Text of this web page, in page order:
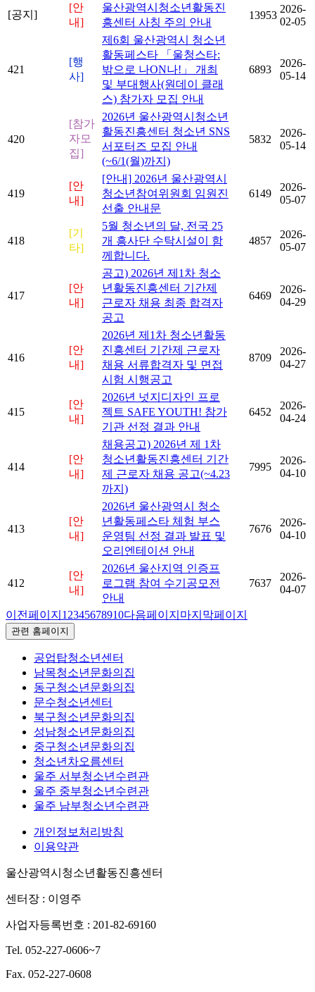
[공지]
[안
내]
울산광역시청소년활동진
흥센터 사칭 주의 안내
13953
2026-
02-05
421
[행
사]
제6회 울산광역시 청소년
활동페스타 「울청스타:
밖으로 나ON나!」 개최
및 부대행사(원데이 클래
스) 참가자 모집 안내
6893
2026-
05-14
420
[참가
자모
집]
2026년 울산광역시청소년
활동진흥센터 청소년 SNS
서포터즈 모집 안내
(~6/1(월)까지)
5832
2026-
05-14
419
[안
내]
[안내] 2026년 울산광역시
청소년참여위원회 임원진
선출 안내문
6149
2026-
05-07
418
[기
타]
5월 청소년의 달, 전국 25
개 흥사단 수탁시설이 함
께합니다.
4857
2026-
05-07
417
[안
내]
공고) 2026년 제1차 청소
년활동진흥센터 기간제
근로자 채용 최종 합격자
공고
6469
2026-
04-29
416
[안
내]
2026년 제1차 청소년활동
진흥센터 기간제 근로자
채용 서류합격자 및 면접
시험 시행공고
8709
2026-
04-27
415
[안
내]
2026년 넛지디자인 프로
젝트 SAFE YOUTH! 참가
기관 선정 결과 안내
6452
2026-
04-24
414
[안
내]
채용공고) 2026년 제 1차
청소년활동진흥센터 기간
제 근로자 채용 공고(~4.23
까지)
7995
2026-
04-10
413
[안
내]
2026년 울산광역시 청소
년활동페스타 체험 부스
운영팀 선정 결과 발표 및
오리엔테이션 안내
7676
2026-
04-10
412
[안
내]
2026년 울산지역 인증프
로그램 참여 수기공모전
안내
7637
2026-
04-07
이전페이지 1 2345678910다음페이지 마지막페이지
관련 홈페이지
공업탑청소년센터
남목청소년문화의집
동구청소년문화의집
문수청소년센터
북구청소년문화의집
성남청소년문화의집
중구청소년문화의집
청소년차오름센터
울주 서부청소년수련관
울주 중부청소년수련관
울주 남부청소년수련관
개인정보처리방침
이용약관
울산광역시청소년활동진흥센터
센터장 : 이영주
사업자등록번호 : 201-82-69160
Tel. 052-227-0606~7
Fax. 052-227-0608